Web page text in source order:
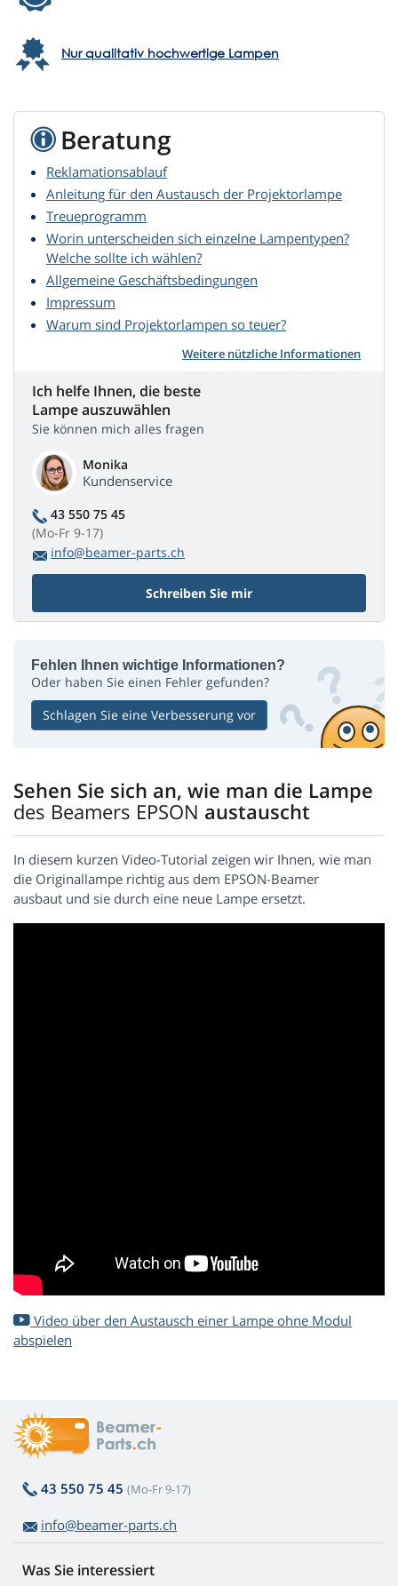
Nur qualitativ hochwertige Lampen
Beratung
Reklamationsablauf
Anleitung für den Austausch der Projektorlampe
Treueprogramm
Worin unterscheiden sich einzelne Lampentypen?
Welche sollte ich wählen?
Allgemeine Geschäftsbedingungen
Impressum
Warum sind Projektorlampen so teuer?
Weitere nützliche Informationen
Ich helfe Ihnen, die beste
Lampe auszuwählen
Sie können mich alles fragen
Monika
Kundenservice
43 550 75 45
(Mo-Fr 9-17)
info@beamer-parts.ch
Schreiben Sie mir
Fehlen Ihnen wichtige Informationen?
Oder haben Sie einen Fehler gefunden?
Schlagen Sie eine Verbesserung vor
Sehen Sie sich an, wie man die Lampe
des Beamers EPSON austauscht
In diesem kurzen Video-Tutorial zeigen wir Ihnen, wie man
die Originallampe richtig aus dem EPSON-Beamer
ausbaut und sie durch eine neue Lampe ersetzt.
Video über den Austausch einer Lampe ohne Modul
abspielen
43 550 75 45 (Mo-Fr 9-17)
info@beamer-parts.ch
Was Sie interessiert